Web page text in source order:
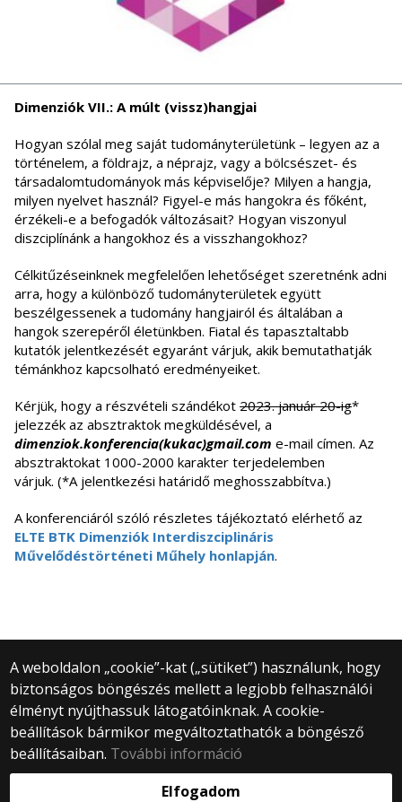
Dimenziók VII.: A múlt (vissz)hangjai
Hogyan szólal meg saját tudományterületünk – legyen az a
történelem, a földrajz, a néprajz, vagy a bölcsészet- és
társadalomtudományok más képviselője? Milyen a hangja,
milyen nyelvet használ? Figyel-e más hangokra és főként,
érzékeli-e a befogadók változásait? Hogyan viszonyul
diszciplínánk a hangokhoz és a visszhangokhoz?
Célkitűzéseinknek megfelelően lehetőséget szeretnénk adni
arra, hogy a különböző tudományterületek együtt
beszélgessenek a tudomány hangjairól és általában a
hangok szerepéről életünkben. Fiatal és tapasztaltabb
kutatók jelentkezését egyaránt várjuk, akik bemutathatják
témánkhoz kapcsolható eredményeiket.
Kérjük, hogy a részvételi szándékot 2023. január 20-ig*
jelezzék az absztraktok megküldésével, a
dimenziok.konferencia(kukac)gmail.com e-mail címen. Az
absztraktokat 1000-2000 karakter terjedelemben
várjuk. (*A jelentkezési határidő meghosszabbítva.)
A konferenciáról szóló részletes tájékoztató elérhető az
ELTE BTK Dimenziók Interdiszciplináris
Művelődéstörténeti Műhely honlapján.
A weboldalon „cookie”-kat („sütiket”) használunk, hogy
biztonságos böngészés mellett a legjobb felhasználói
élményt nyújthassuk látogatóinknak. A cookie-
beállítások bármikor megváltoztathatók a böngésző
beállításaiban. További információ
Elfogadom
© 2025 Eötvös Loránd Tudományegyetem
Minden jog fenntartva.
1053 Budapest, Egyetem tér 1–3.
Központi telefonszám: +36 1 411 6500
Webfejlesztés: